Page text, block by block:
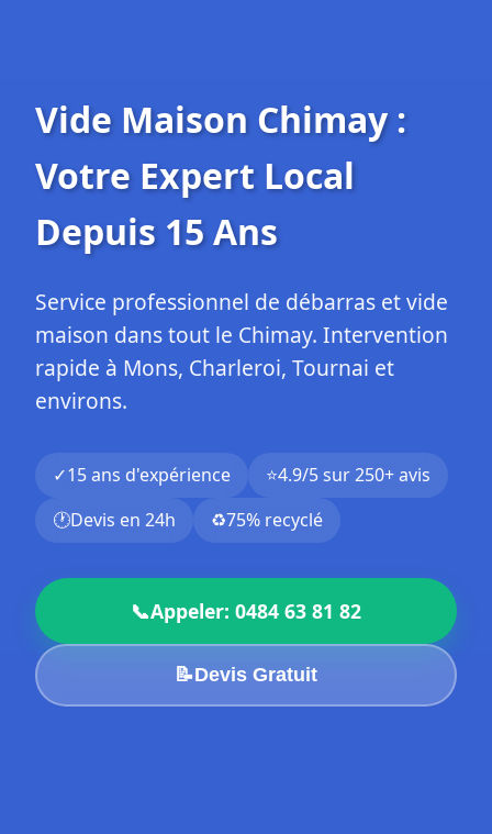
Vide Maison Chimay :
Votre Expert Local
Depuis 15 Ans
Service professionnel de débarras et vide
maison dans tout le Chimay. Intervention
rapide à Mons, Charleroi, Tournai et
environs.
✓15 ans d'expérience ⭐4.9/5 sur 250+ avis
🕐Devis en 24h ♻️75% recyclé
📞Appeler: 0484 63 81 82
📝Devis Gratuit